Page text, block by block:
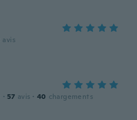
avis
· 57 avis · 40 chargements